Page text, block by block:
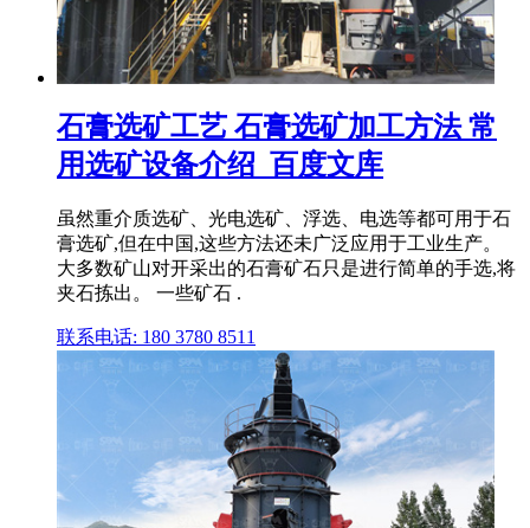
石膏选矿工艺 石膏选矿加工方法 常
用选矿设备介绍_百度文库
虽然重介质选矿、光电选矿、浮选、电选等都可用于石
膏选矿,但在中国,这些方法还未广泛应用于工业生产。
大多数矿山对开采出的石膏矿石只是进行简单的手选,将
夹石拣出。 一些矿石 .
联系电话: 180 3780 8511